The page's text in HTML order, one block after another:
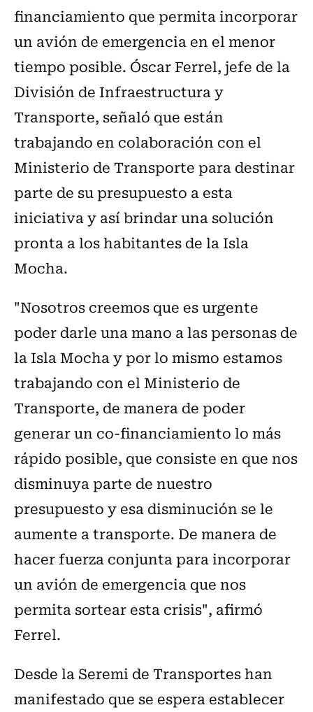
financiamiento que permita incorporar
un avión de emergencia en el menor
tiempo posible. Óscar Ferrel, jefe de la
División de Infraestructura y
Transporte, señaló que están
trabajando en colaboración con el
Ministerio de Transporte para destinar
parte de su presupuesto a esta
iniciativa y así brindar una solución
pronta a los habitantes de la Isla
Mocha.
"Nosotros creemos que es urgente
poder darle una mano a las personas de
la Isla Mocha y por lo mismo estamos
trabajando con el Ministerio de
Transporte, de manera de poder
generar un co-financiamiento lo más
rápido posible, que consiste en que nos
disminuya parte de nuestro
presupuesto y esa disminución se le
aumente a transporte. De manera de
hacer fuerza conjunta para incorporar
un avión de emergencia que nos
permita sortear esta crisis", afirmó
Ferrel.
Desde la Seremi de Transportes han
manifestado que se espera establecer